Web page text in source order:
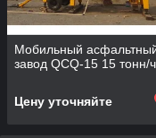
Мобильный
завод QCQ-15 15 тонн/
Цену уточняйте